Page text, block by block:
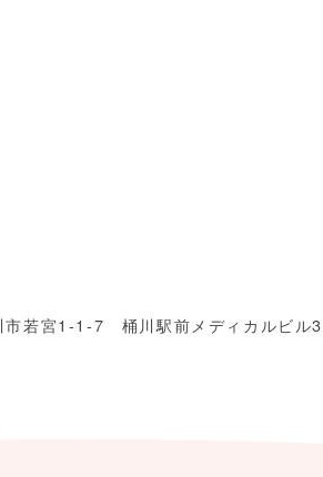
若宮1-1-7 桶川駅前メディカルビル